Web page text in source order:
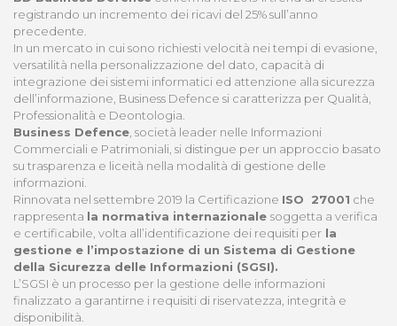
registrando un incremento dei ricavi del 25% sull’anno
precedente.
In un mercato in cui sono richiesti velocità nei tempi di evasione,
versatilità nella personalizzazione del dato, capacità di
integrazione dei sistemi informatici ed attenzione alla sicurezza
dell’informazione, Business Defence si caratterizza per Qualità,
Professionalità e Deontologia.
Business Defence , società leader nelle Informazioni
Commerciali e Patrimoniali, si distingue per un approccio basato
su trasparenza e liceità nella modalità di gestione delle
informazioni.
Rinnovata nel settembre 2019 la Certificazione ISO 27001 che
rappresenta la normativa internazionale soggetta a verifica
e certificabile, volta all’identificazione dei requisiti per la
gestione e l’impostazione di un Sistema di Gestione
della Sicurezza delle Informazioni (SGSI).
L’SGSI è un processo per la gestione delle informazioni
finalizzato a garantirne i requisiti di riservatezza, integrità e
disponibilità.